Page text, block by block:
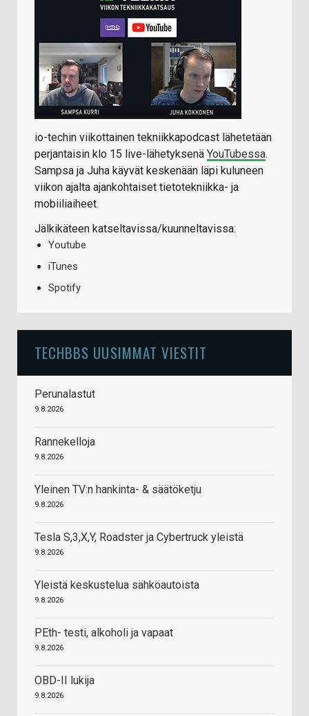
io-techin viikottainen tekniikkapodcast lähetetään
perjantaisin klo 15 live-lähetyksenä YouTubessa.
Sampsa ja Juha käyvät keskenään läpi kuluneen
viikon ajalta ajankohtaiset tietotekniikka- ja
mobiiliaiheet.
Jälkikäteen katseltavissa/kuunneltavissa:
Youtube
iTunes
Spotify
TECHBBS UUSIMMAT VIESTIT
Perunalastut
9.8.2026
Rannekelloja
9.8.2026
Yleinen TV:n hankinta- & säätöketju
9.8.2026
Tesla S,3,X,Y, Roadster ja Cybertruck yleistä
9.8.2026
Yleistä keskustelua sähköautoista
9.8.2026
PEth- testi, alkoholi ja vapaat
9.8.2026
OBD-II lukija
9.8.2026